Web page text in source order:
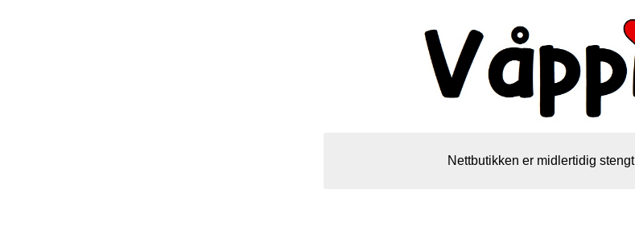
Nettbutikken er midlertidig stengt